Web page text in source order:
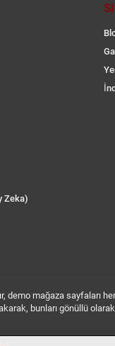
Zeka)
demo mağaza sayfaları
bunları gönüllü